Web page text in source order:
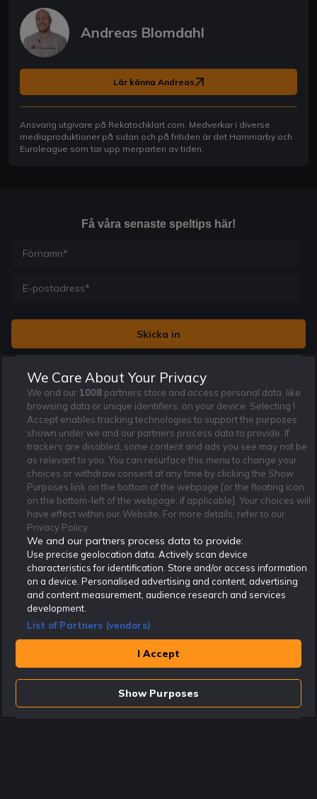
Andreas Blomdahl
Lär känna Andreas
Ansvarig utgivare på Rekatochklart.com. Medverkar i diverse
mediaproduktioner på sidan och på fritiden är det Hammarby och
Euroleague som tar upp merparten av tiden.
Få våra senaste speltips här!
Jag vill få nyhetsbrev från Rekatochklart och jag är 18+. Regler
och villkor gäller. *
Rekatochklart.com är Sveriges ledande betting-community. 2017 nominerades
Rekatochklart som en av världens bästa spelinformations-sajter på spelbranschens egen
Oscarsgala EGR Awards.
Rekatochklart är oberoende och ej knutet till något specifikt spelbolag. Här hittar du
speltips, unika insättningsbonusar och erbjudanden från de största och mest seriösa
spelbolagen. En spelbok, spelskola, information om skador och avstängningar samt vårt
populära klotterplank.
Har du några frågor är du välkommen att
kontakta oss
Spela ansvarsfullt. Åldersgränsen för spel är 18+ Har ditt spelande blivit ett
problem? Kontakta stödlinjen på 020-81 91 00. Odds kan ändras. Alla odds var
korrekta vid den tidpunkt de publicerades. Spel utan konto innebär att man
Affiliate Modell
Om Rekatochklart
Kontakta oss
Redaktionen
Ansvarsfullt Spelande
F.A.Q
Nyhetsarkiv
Redaktionell policy
Cookie Policy
Användarvilkor
Integritetspolicy
Rekatochklart shop
We Care About Your Privacy
We and our 1008 partners store and access personal data, like
browsing data or unique identifiers, on your device. Selecting I
Accept enables tracking technologies to support the purposes
shown under we and our partners process data to provide. If
trackers are disabled, some content and ads you see may not be
as relevant to you. You can resurface this menu to change your
choices or withdraw consent at any time by clicking the Show
Purposes link on the bottom of the webpage [or the floating icon
on the bottom-left of the webpage, if applicable]. Your choices will
have effect within our Website. For more details, refer to our
Privacy Policy.
We and our partners process data to provide:
Use precise geolocation data. Actively scan device
characteristics for identification. Store and/or access information
on a device. Personalised advertising and content, advertising
and content measurement, audience research and services
development.
List of Partners (vendors)
I Accept
Show Purposes